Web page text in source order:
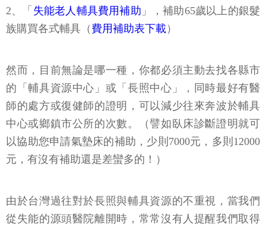
2、「 失能老人輔具費用補助 」，補助65歲以上的銀髮
族購買各式輔具（ 費用補助表下載）
然而，目前無論是哪一種，你都必須主動去找各縣市
的「輔具資源中心」或「長照中心」，同時最好有醫
師的處方或復健師的證明，可以減少往來奔波於輔具
中心或鄉鎮市公所的次數。（譬如臥床診斷證明就可
以協助您申請氣墊床的補助，少則7000元，多則12000
元，有沒有補助還是差蠻多的！）
由於台灣過往對於長照與輔具資源的不重視，當我們
從失能的源頭醫院離開時，常常沒有人提醒我們取得